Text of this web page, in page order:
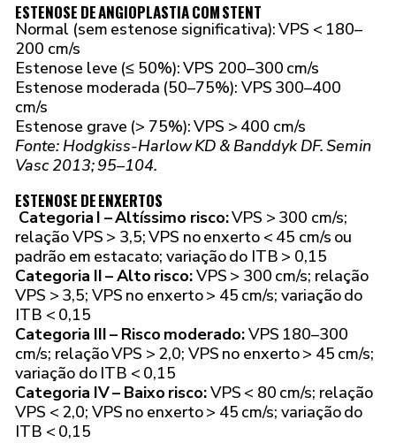
ESTENOSE DE ANGIOPLASTIA COM STENT
Normal (sem estenose significativa): VPS < 180–
200 cm/s
Estenose leve (≤ 50%): VPS 200–300 cm/s
Estenose moderada (50–75%): VPS 300–400
cm/s
Estenose grave (> 75%): VPS > 400 cm/s
Fonte: Hodgkiss-Harlow KD & Banddyk DF. Semin
Vasc 2013; 95–104.
ESTENOSE DE ENXERTOS
Categoria I – Altíssimo risco:VPS > 300 cm/s;
relação VPS > 3,5; VPS no enxerto < 45 cm/s ou
padrão em estacato; variação do ITB > 0,15
Categoria II – Alto risco:VPS > 300 cm/s; relação
VPS > 3,5; VPS no enxerto > 45 cm/s; variação do
ITB < 0,15
Categoria III – Risco moderado:VPS 180–300
cm/s; relação VPS > 2,0; VPS no enxerto > 45 cm/s;
variação do ITB < 0,15
Categoria IV – Baixo risco:VPS < 80 cm/s; relação
VPS < 2,0; VPS no enxerto > 45 cm/s; variação do
ITB < 0,15